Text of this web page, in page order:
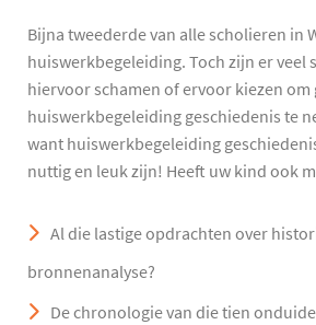
Bijna tweederde van alle scholieren in
huiswerkbegeleiding. Toch zijn er veel
hiervoor schamen of ervoor kiezen om
huiswerkbegeleiding geschiedenis te
want huiswerkbegeleiding
nuttig en leuk zijn! Heeft uw kind ook
Al die lastige opdrachten over
bronnenanalyse?
De chronologie van die tien